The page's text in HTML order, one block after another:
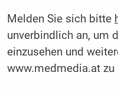
Melden Sie sich bitte
unverbindlich an, um
einzusehen und
www.medmedia.at zu